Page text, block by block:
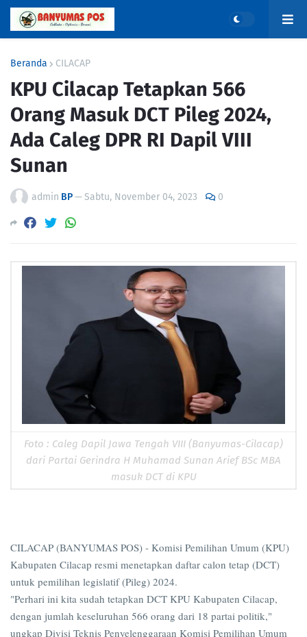
Beranda CILACAP
KPU Cilacap Tetapkan 566
Orang Masuk DCT Pileg 2024,
Ada Caleg DPR RI Dapil VIII
Sunan
admin BP—Sabtu, November 04, 2023 0
Foto : Caleg Dapil Jawa Tengah VIII (Banyumas-Cilacap)
dari Partai Gerindra H Muhamad Sunan Arief BSc MBA
masuk DCT di KPU
CILACAP (BANYUMAS POS) - Komisi Pemilihan Umum (KPU)
Kabupaten Cilacap resmi menetapkan daftar calon tetap (DCT)
untuk pemilihan legislatif (Pileg) 2024.
"Perhari ini kita sudah tetapkan DCT KPU Kabupaten Cilacap,
dengan jumlah keseluruhan 566 orang dari 18 partai politik,"
ungkap Divisi Teknis Penyelenggaraan Komisi Pemilihan Umum